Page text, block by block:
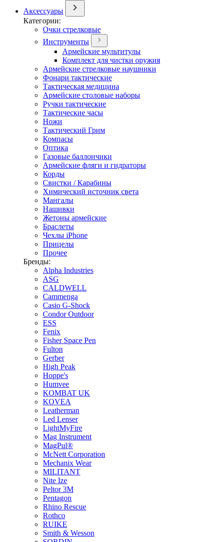
Аксессуары
Категории:
Очки стрелковые
Инструменты
Армейские мультитулы
Комплект для чистки оружия
Армейские стрелковые наушники
Фонари тактические
Тактическая медицина
Армейские столовые наборы
Ручки тактические
Тактические часы
Ножи
Тактический Грим
Компасы
Оптика
Газовые баллончики
Армейские фляги и гидраторы
Корды
Свистки / Карабины
Химический источник света
Мангалы
Нашивки
Жетоны армейские
Браслеты
Чехлы iPhone
Прицелы
Прочее
Бренды:
Alpha Industries
ASG
CALDWELL
Cammenga
Casio G-Shock
Condor Outdoor
ESS
Fenix
Fisher Space Pen
Fulton
Gerber
High Peak
Hoppe's
Humvee
KOMBAT UK
KOVEA
Leatherman
Led Lenser
LightMyFire
Mag Instrument
MagPul®
McNett Corporation
Mechanix Wear
MILITANT
Nite Ize
Peltor 3M
Pentagon
Rhino Rescue
Rothco
RUIKE
Smith & Wesson